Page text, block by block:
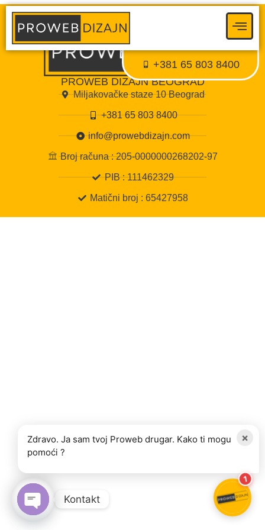
+381 65 803 8400
PROWEB DIZAJN BEOGRAD
Miljakovačke staze 10 Beograd
+381 65 803 8400
info@prowebdizajn.com
Broj računa : 205-0000000268202-97
PIB : 111462329
Matični broj : 65427958
Kontakt
×
Zdravo. Ja sam tvoj Proweb drugar. Kako ti mogu
pomoći ?
1
● Dostupan — Proweb Dizajn